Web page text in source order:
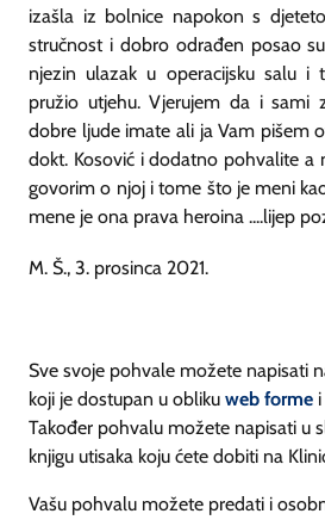
izašla iz bolnice napokon s
stručnost i dobro odrađen posao
njezin ulazak u operacijsku salu
pružio utjehu. Vjerujem da i sami
dobre ljude imate ali ja Vam pišem
dokt. Kosović i dodatno pohvalite a
govorim o njoj i tome što je meni
mene je ona prava heroina ....lijep
M. Š., 3. prosinca 2021.
Sve svoje pohvale možete napisati
koji je dostupan u obliku web forme i
Također pohvalu možete napisati u
knjigu utisaka koju ćete dobiti na
Vašu pohvalu možete predati i